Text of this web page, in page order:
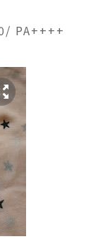
PA++++